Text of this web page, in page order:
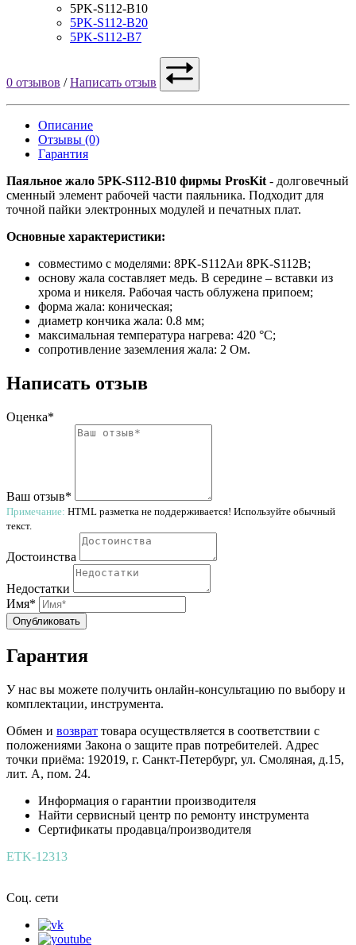
5PK-S112-B10
5PK-S112-B20
5PK-S112-B7
0 отзывов /Написать отзыв
Описание
Отзывы (0)
Гарантия
Паяльное жало 5PK-S112-B10 фирмы ProsKit - долговечный
сменный элемент рабочей части паяльника. Подходит для
точной пайки электронных модулей и печатных плат.
Основные характеристики:
совместимо с моделями: 8PK-S112Aи 8PK-S112B;
основу жала составляет медь. В середине – вставки из
хрома и никеля. Рабочая часть облужена припоем;
форма жала: коническая;
диаметр кончика жала: 0.8 мм;
максимальная температура нагрева: 420 °С;
сопротивление заземления жала: 2 Ом.
Написать отзыв
Оценка*
Ваш отзыв*
Примечание: HTML разметка не поддерживается! Используйте обычный
текст.
Достоинства
Недостатки
Имя*
Опубликовать
Гарантия
У нас вы можете получить онлайн-консультацию по выбору и
комплектации, инструмента.
Обмен и возврат товара осуществляется в соответствии с
положениями Закона о защите прав потребителей. Адрес
точки приёма: 192019, г. Санкт-Петербург, ул. Смоляная, д.15,
лит. А, пом. 24.
Информация о гарантии производителя
Найти сервисный центр по ремонту инструмента
Сертификаты продавца/производителя
ETK-12313
Соц. сети